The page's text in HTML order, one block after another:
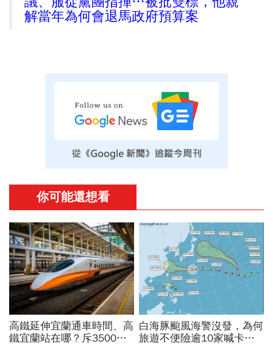
解當年為何會退馬政府預算案